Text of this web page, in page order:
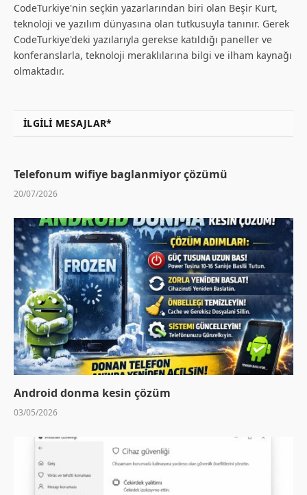
CodeTurkiye'nin seçkin yazarlarından biri olan Beşir Kurt,
teknoloji ve yazılım dünyasına olan tutkusuyla tanınır. Gerek
CodeTurkiye'deki yazılarıyla gerekse katıldığı paneller ve
konferanslarla, teknoloji meraklılarına bilgi ve ilham kaynağı
olmaktadır.
İLGILI MESAJLAR*
Telefonum wifiye baglanmiyor çözümü
20/07/2026
Android donma kesin çözüm
03/05/2026